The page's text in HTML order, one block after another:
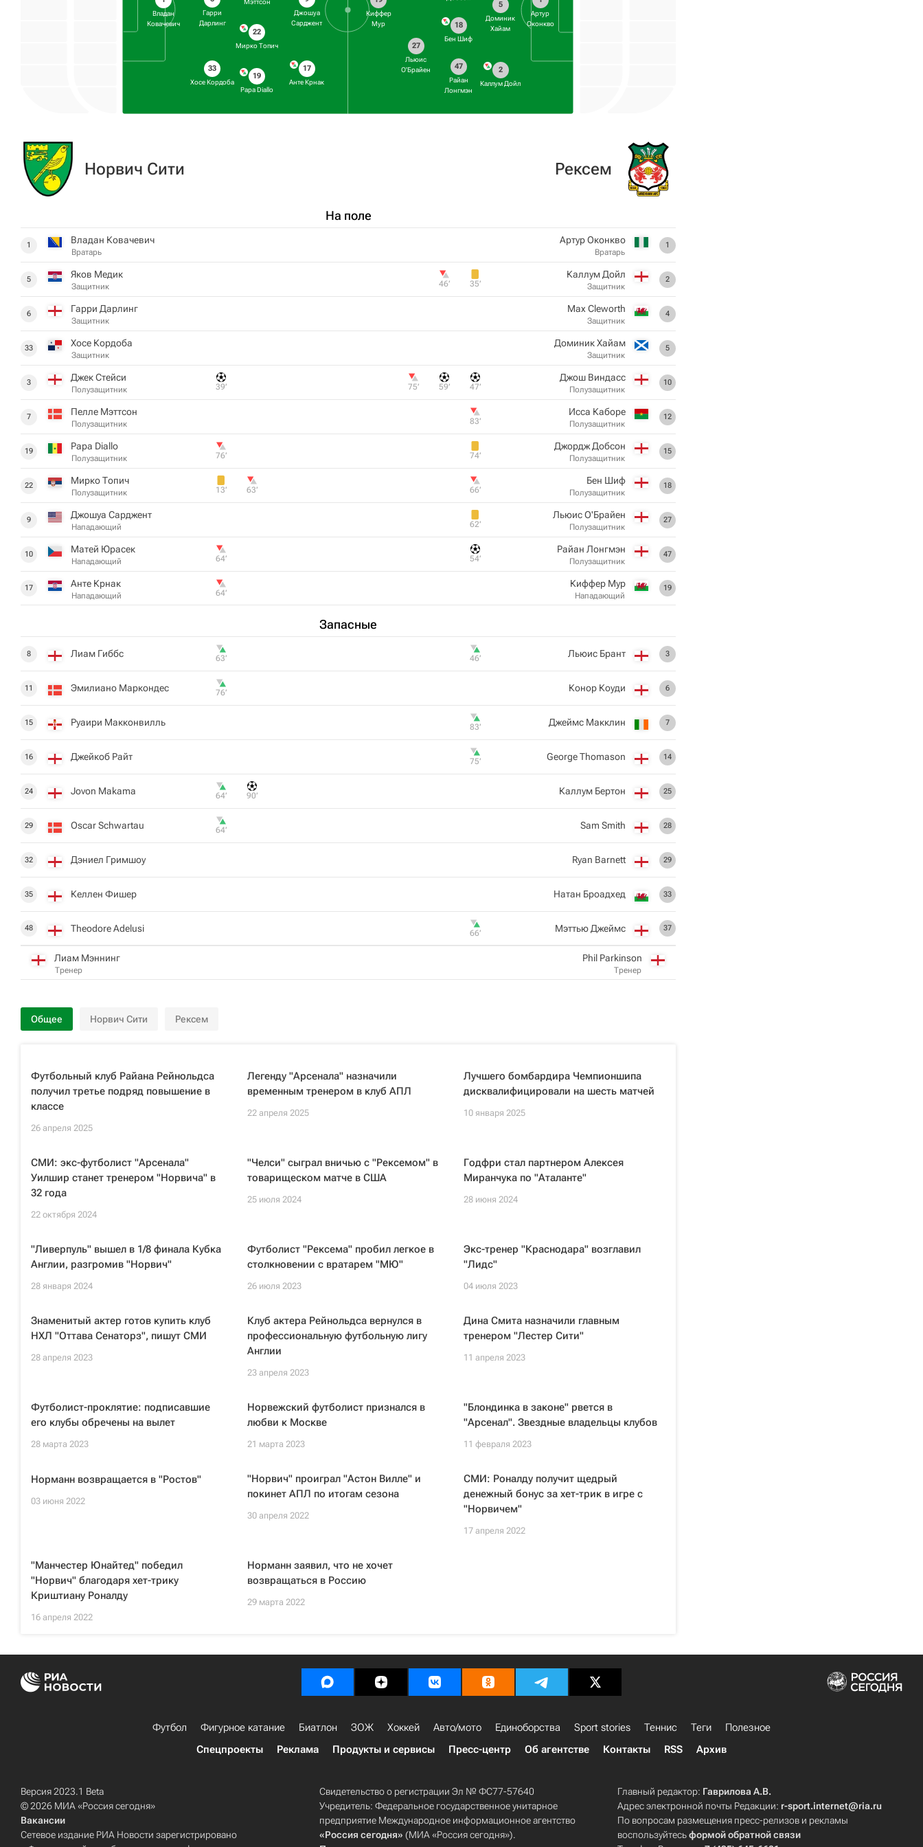
Владан
Ковачевич
Гарри
Дарлинг
33
Хосе Кордоба
22
Мирко Топич
19
Papa Diallo
Джошуа
Сарджент
17
Анте Крнак
Артур
Оконкво
5
Доминик
Хайам
2
Каллум Дойл
18
Бен Шиф
47
Райан
Лонгмэн
27
Льюис
О'Брайен
Киффер
Мур
Норвич Сити
На поле
1 Владан Ковачевич
Вратарь
5 Яков Медик
Защитник
6 Гарри Дарлинг
Защитник
33 Хосе Кордоба
Защитник
3 Джек Стейси
Полузащитник 39‎’‎
7 Пелле Мэттсон
Полузащитник
19 Papa Diallo
Полузащитник 76‎’‎
22 Мирко Топич
Полузащитник 13‎’‎ 63‎’‎
9 Джошуа Сарджент
Нападающий
10 Матей Юрасек
Нападающий 64‎’‎
17 Анте Крнак
Нападающий 64‎’‎
Запасные
8 Лиам Гиббс 63‎’‎
11 Эмилиано Маркондес 76‎’‎
15 Руаири Макконвилль
16 Джейкоб Райт
24 Jovon Makama 64‎’‎ 90‎’‎
29 Oscar Schwartau 64‎’‎
32 Дэниел Гримшоу
35 Келлен Фишер
48 Theodore Adelusi
Лиам Мэннинг
Тренер
Рексем
1
Артур Оконкво
Вратарь
2
Каллум Дойл
Защитник
35‎’‎
46‎’‎
4
Max Cleworth
Защитник
5
Доминик Хайам
Защитник
10
Джош Виндасс
Полузащитник
47‎’‎
59‎’‎
75‎’‎
12
Исса Каборе
Полузащитник
83‎’‎
15
Джордж Добсон
Полузащитник
74‎’‎
18
Бен Шиф
Полузащитник
66‎’‎
27
Льюис О'Брайен
Полузащитник
62‎’‎
47
Райан Лонгмэн
Полузащитник
54‎’‎
19
Киффер Мур
Нападающий
3
Льюис Брант
46‎’‎
6
Конор Коуди
7
Джеймс Макклин
83‎’‎
14
George Thomason
75‎’‎
25
Каллум Бертон
28
Sam Smith
29
Ryan Barnett
33
Натан Броадхед
37
Мэттью Джеймс
66‎’‎
Phil Parkinson
Тренер
Общее Норвич Сити Рексем
Футбольный клуб Райана Рейнольдса
получил третье подряд повышение в
классе
26 апреля 2025
Легенду "Арсенала" назначили
временным тренером в клуб АПЛ
22 апреля 2025
Лучшего бомбардира Чемпионшипа
дисквалифицировали на шесть матчей
10 января 2025
СМИ: экс-футболист "Арсенала"
Уилшир станет тренером "Норвича" в
32 года
22 октября 2024
"Челси" сыграл вничью с "Рексемом" в
товарищеском матче в США
25 июля 2024
Годфри стал партнером Алексея
Миранчука по "Аталанте"
28 июня 2024
"Ливерпуль" вышел в 1/8 финала Кубка
Англии, разгромив "Норвич"
28 января 2024
Футболист "Рексема" пробил легкое в
столкновении с вратарем "МЮ"
26 июля 2023
Экс-тренер "Краснодара" возглавил
"Лидс"
04 июля 2023
Знаменитый актер готов купить клуб
НХЛ "Оттава Сенаторз", пишут СМИ
28 апреля 2023
Клуб актера Рейнольдса вернулся в
профессиональную футбольную лигу
Англии
23 апреля 2023
Дина Смита назначили главным
тренером "Лестер Сити"
11 апреля 2023
Футболист-проклятие: подписавшие
его клубы обречены на вылет
28 марта 2023
Норвежский футболист признался в
любви к Москве
21 марта 2023
"Блондинка в законе" рвется в
"Арсенал". Звездные владельцы клубов
11 февраля 2023
Норманн возвращается в "Ростов"
03 июня 2022
"Норвич" проиграл "Астон Вилле" и
покинет АПЛ по итогам сезона
30 апреля 2022
СМИ: Роналду получит щедрый
денежный бонус за хет-трик в игре с
"Норвичем"
17 апреля 2022
"Манчестер Юнайтед" победил
"Норвич" благодаря хет-трику
Криштиану Роналду
16 апреля 2022
Норманн заявил, что не хочет
возвращаться в Россию
29 марта 2022
Футбол Фигурное катание Биатлон ЗОЖ Хоккей Авто/мото Единоборства Sport stories Теннис Теги
Полезное
Спецпроекты
Реклама Продукты и сервисы Пресс-центр Об агентстве Контакты RSS Архив
Версия 2023.1 Beta
© 2026 МИА «Россия сегодня»
Вакансии
Сетевое издание РИА Новости зарегистрировано
Свидетельство о регистрации Эл № ФС77-57640
Учредитель: Федеральное государственное унитарное
предприятие Международное информационное агентство
«Россия сегодня» (МИА «Россия сегодня»).
Главный редактор: Гаврилова А.В.
Адрес электронной почты Редакции: r-sport.internet@ria.ru
По вопросам размещения пресс-релизов и рекламы
воспользуйтесьформой обратной связи